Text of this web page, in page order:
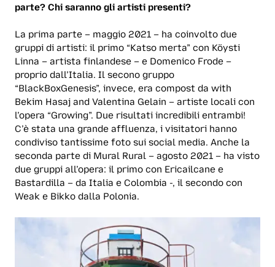
parte? Chi saranno gli artisti presenti?
La prima parte – maggio 2021 – ha coinvolto due
gruppi di artisti: il primo “Katso merta” con Köysti
Linna – artista finlandese – e Domenico Frode –
proprio dall’Italia. Il secono gruppo
“BlackBoxGenesis”, invece, era compost da with
Bekim Hasaj and Valentina Gelain – artiste locali con
l’opera “Growing”. Due risultati incredibili entrambi!
C’è stata una grande affluenza, i visitatori hanno
condiviso tantissime foto sui social media. Anche la
seconda parte di Mural Rural – agosto 2021 – ha visto
due gruppi all’opera: il primo con Ericailcane e
Bastardilla – da Italia e Colombia -, il secondo con
Weak e Bikko dalla Polonia.